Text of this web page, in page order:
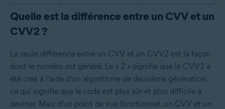
Quelle est la différence entre un CVV et un
CVV2 ?
La seule différence entre un CVV et un CVV2 est la façon
dont le numéro est généré. Le « 2 » signifie que le CVV2 a
été créé à l’aide d’un algorithme de deuxième génération,
ce qui signifie que le code est plus sûr et plus difficile à
deviner. Mais d’un point de vue fonctionnel, un CVV et un